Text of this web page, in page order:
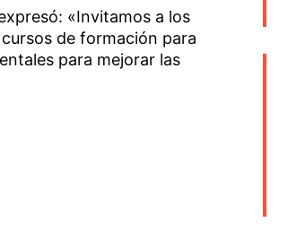
«Invitamos a los
de formación para
para mejorar las